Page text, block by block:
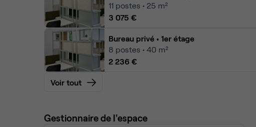
11 postes • 25 m²
3 075 €
Bureau privé • 1er étage
8 postes • 40 m²
2 236 €
Voir tout
Gestionnaire de l'espace